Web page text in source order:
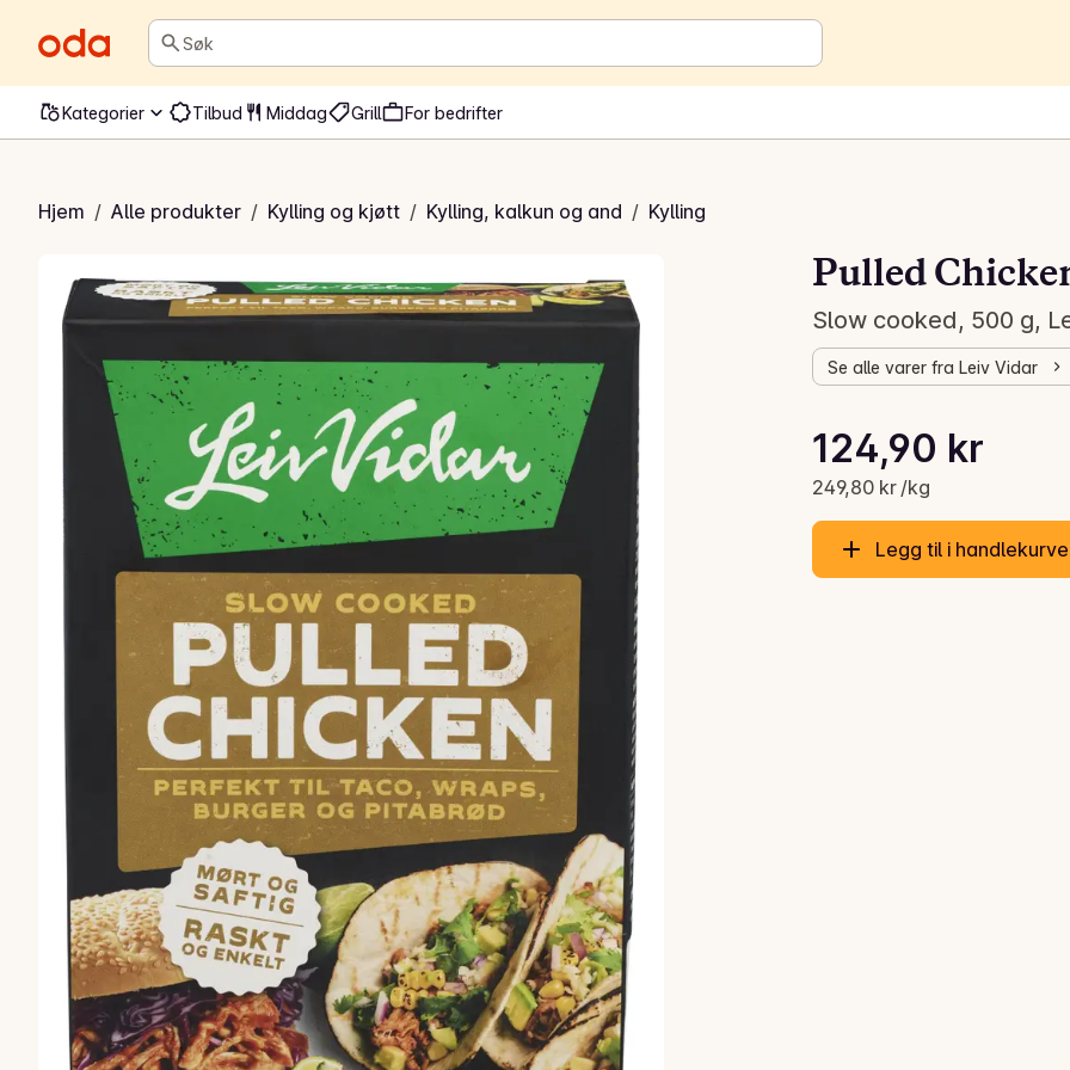
Søk
Kategorier Tilbud Middag Grill For bedrifter
Hjem / Alle produkter / Kylling og kjøtt / Kylling, kalkun og and / Kylling
Chicken
Pulled
Slow cooked, 500 g,
Se alle varer fra Leiv Vidar
Gjeldende pris er: 124,90 kr
124,90 kr
249,80 kr /kg
Stykkpris: 249,80 kr /kg
Legg til i